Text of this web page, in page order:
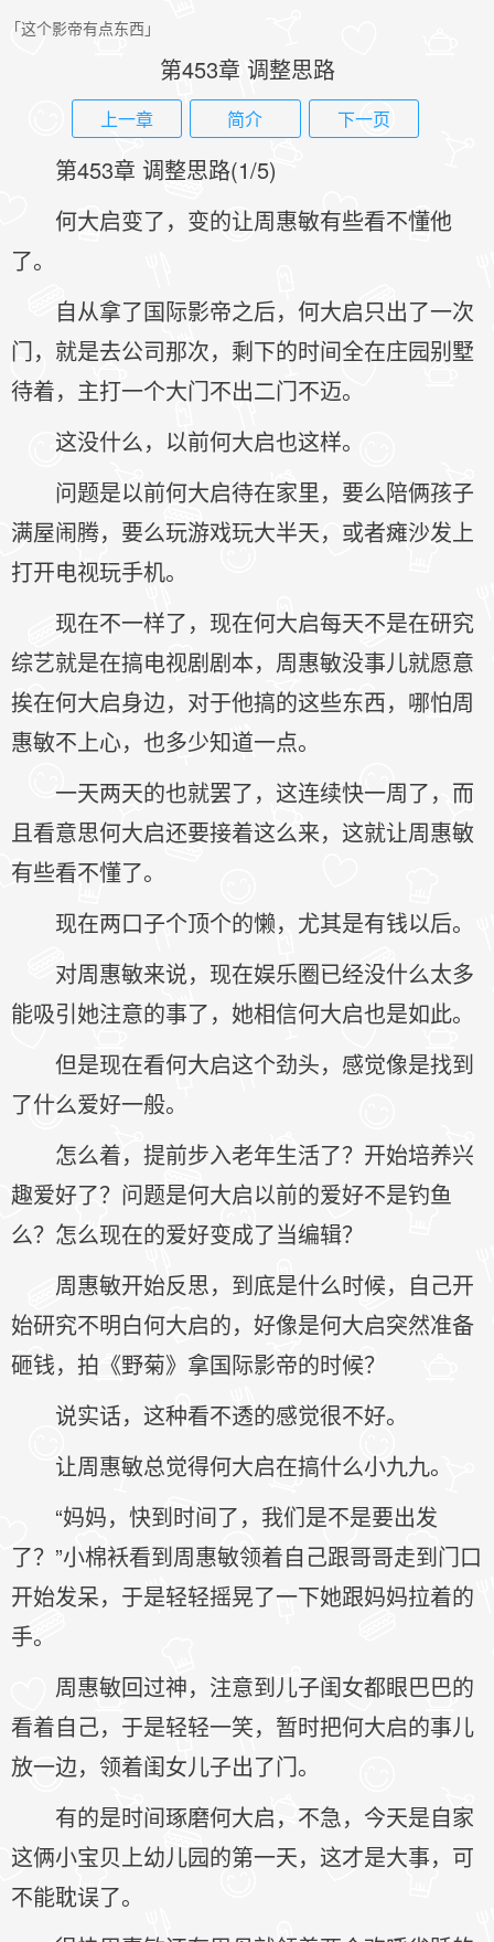
「这个影帝有点东西」
第453章 调整思路
上一章 简介 下一页
第453章 调整思路(1/5)
何大启变了，变的让周惠敏有些看不懂他
了。
自从拿了国际影帝之后，何大启只出了一次
门，就是去公司那次，剩下的时间全在庄园别墅
待着，主打一个大门不出二门不迈。
这没什么，以前何大启也这样。
问题是以前何大启待在家里，要么陪俩孩子
满屋闹腾，要么玩游戏玩大半天，或者瘫沙发上
打开电视玩手机。
现在不一样了，现在何大启每天不是在研究
综艺就是在搞电视剧剧本，周惠敏没事儿就愿意
挨在何大启身边，对于他搞的这些东西，哪怕周
惠敏不上心，也多少知道一点。
一天两天的也就罢了，这连续快一周了，而
且看意思何大启还要接着这么来，这就让周惠敏
有些看不懂了。
现在两口子个顶个的懒，尤其是有钱以后。
对周惠敏来说，现在娱乐圈已经没什么太多
能吸引她注意的事了，她相信何大启也是如此。
但是现在看何大启这个劲头，感觉像是找到
了什么爱好一般。
怎么着，提前步入老年生活了？开始培养兴
趣爱好了？问题是何大启以前的爱好不是钓鱼
么？怎么现在的爱好变成了当编辑？
周惠敏开始反思，到底是什么时候，自己开
始研究不明白何大启的，好像是何大启突然准备
砸钱，拍《野菊》拿国际影帝的时候？
说实话，这种看不透的感觉很不好。
让周惠敏总觉得何大启在搞什么小九九。
“妈妈，快到时间了，我们是不是要出发
了？”小棉袄看到周惠敏领着自己跟哥哥走到门口
开始发呆，于是轻轻摇晃了一下她跟妈妈拉着的
手。
周惠敏回过神，注意到儿子闺女都眼巴巴的
看着自己，于是轻轻一笑，暂时把何大启的事儿
放一边，领着闺女儿子出了门。
有的是时间琢磨何大启，不急，今天是自家
这俩小宝贝上幼儿园的第一天，这才是大事，可
不能耽误了。